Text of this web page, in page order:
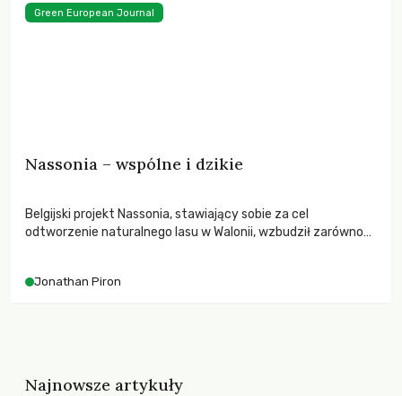
Nassonia – wspólne i dzikie
Belgijski projekt Nassonia, stawiający sobie za cel
odtworzenie naturalnego lasu w Walonii, wzbudził zarówno
Jonathan Piron
Green European Journal
Najnowsze artykuły